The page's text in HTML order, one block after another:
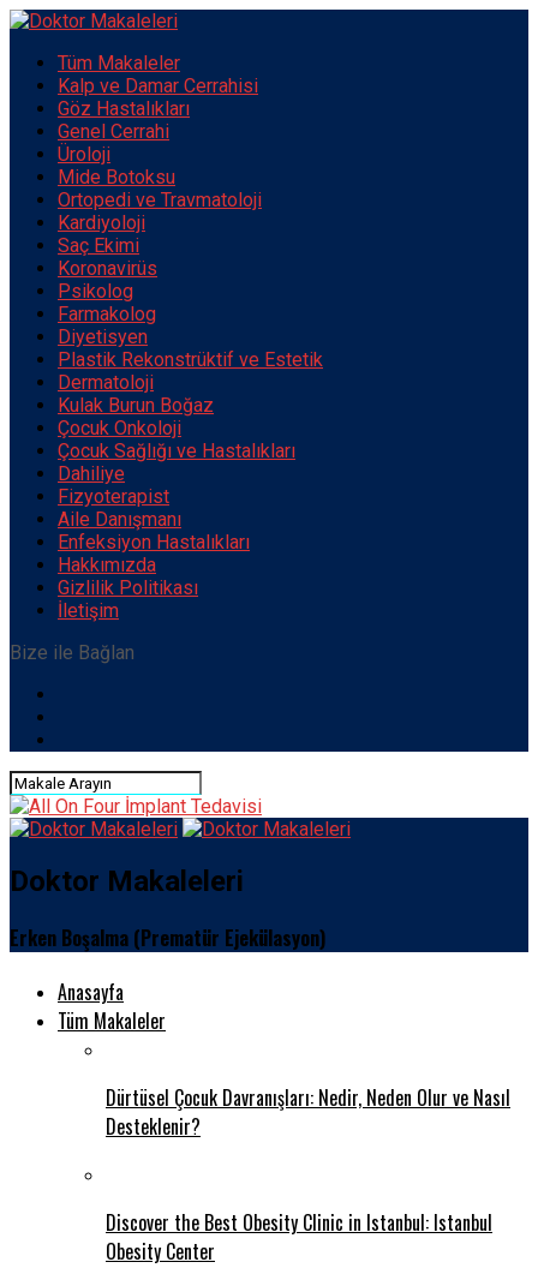
Tüm Makaleler
Kalp ve Damar Cerrahisi
Göz Hastalıkları
Genel Cerrahi
Üroloji
Mide Botoksu
Ortopedi ve Travmatoloji
Kardiyoloji
Saç Ekimi
Koronavirüs
Psikolog
Farmakolog
Diyetisyen
Plastik Rekonstrüktif ve Estetik
Dermatoloji
Kulak Burun Boğaz
Çocuk Onkoloji
Çocuk Sağlığı ve Hastalıkları
Dahiliye
Fizyoterapist
Aile Danışmanı
Enfeksiyon Hastalıkları
Hakkımızda
Gizlilik Politikası
İletişim
Bize ile Bağlan
Doktor Makaleleri
Erken Boşalma (Prematür Ejekülasyon)
Anasayfa
Tüm Makaleler
Dürtüsel Çocuk Davranışları: Nedir, Neden Olur ve Nasıl
Desteklenir?
Discover the Best Obesity Clinic in Istanbul: Istanbul
Obesity Center